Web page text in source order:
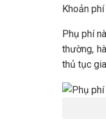
Khoản
Phụ phí
thường,
thủ tục